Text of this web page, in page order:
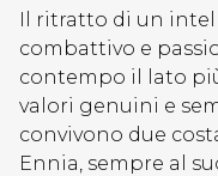
Il ritratto di un
combattivo e
contempo il lato
valori genuini e
convivono due
Ennia, sempre al